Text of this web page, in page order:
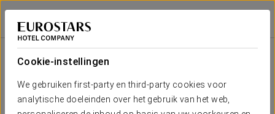
Cookie-instellingen
We gebruiken first-party en third-party cookies voor
analytische doeleinden over het gebruik van het web,
Áurea Museum
LISSABON
Tentoonstelling
In de loop der eeuwen heeft Lissabon zijn poorten
opengezet voor culturen van over de hele wereld. De